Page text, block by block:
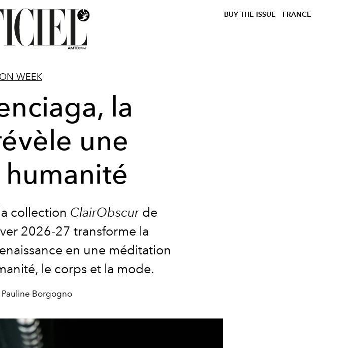
BUY THE ISSUE FRANCE
WEEK
la
une
collection ClairObscurde
2026-27 transforme la
en une méditation
le corps et la mode.
Borgogno